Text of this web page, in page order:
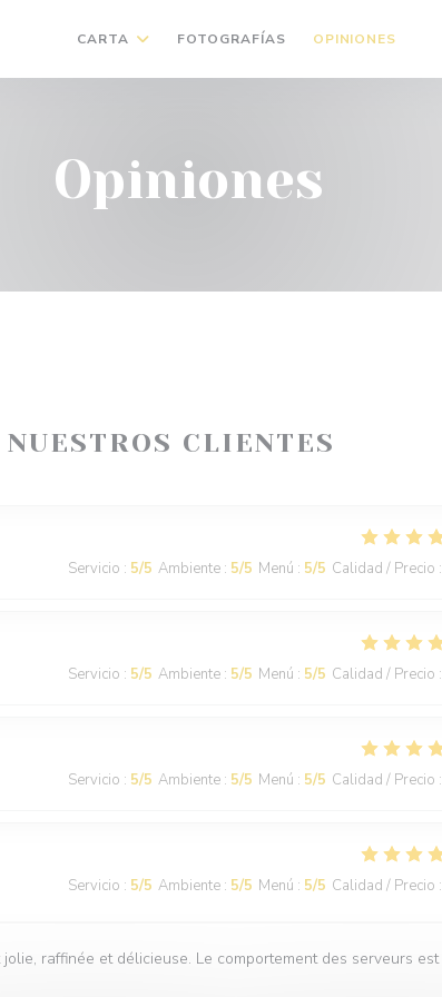
CARTA FOTOGRAFÍAS OPINIONES
Opiniones
CLIENTES
Servicio : 5/5 Ambiente : 5/5 Menú : 5/5 Calidad / Precio :
Servicio : 5/5 Ambiente : 5/5 Menú : 5/5 Calidad / Precio :
Servicio : 5/5 Ambiente : 5/5 Menú : 5/5 Calidad / Precio :
Servicio : 5/5 Ambiente : 5/5 Menú : 5/5 Calidad / Precio :
raffinée et délicieuse. Le comportement des serveurs est